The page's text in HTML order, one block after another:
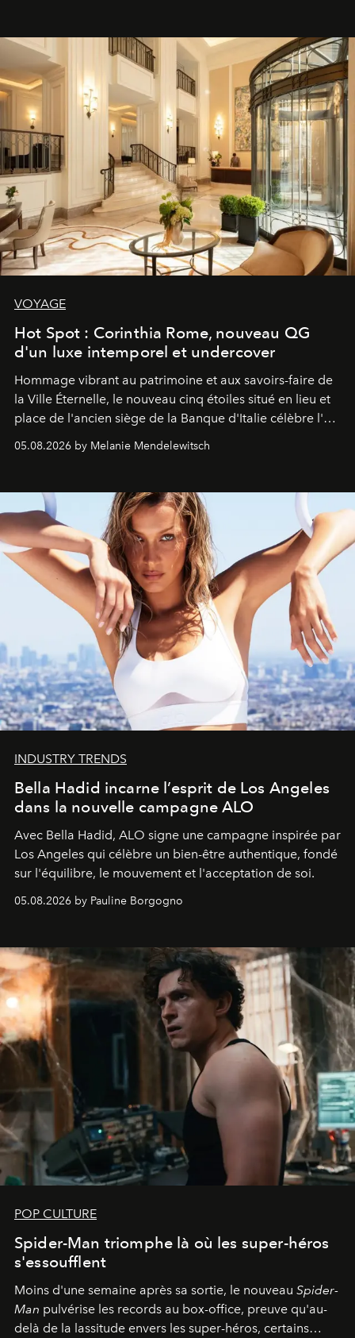
VOYAGE
Hot Spot : Corinthia Rome, nouveau QG
d'un luxe intemporel et undercover
Hommage vibrant au patrimoine et aux savoirs-faire de
la Ville Éternelle, le nouveau cinq étoiles situé en lieu et
place de l'ancien siège de la Banque d'Italie célèbre l'art
de vivre Romain dans toute son élégance intemporelle.
05.08.2026 by Melanie Mendelewitsch
INDUSTRY TRENDS
Bella Hadid incarne l’esprit de Los Angeles
dans la nouvelle campagne ALO
Avec Bella Hadid, ALO signe une campagne inspirée par
Los Angeles qui célèbre un bien-être authentique, fondé
sur l'équilibre, le mouvement et l'acceptation de soi.
05.08.2026 by Pauline Borgogno
POP CULTURE
Spider-Man triomphe là où les super-héros
s'essoufflent
Moins d'une semaine après sa sortie, le nouveau Spider-
Man pulvérise les records au box-office, preuve qu'au-
delà de la lassitude envers les super-héros, certains